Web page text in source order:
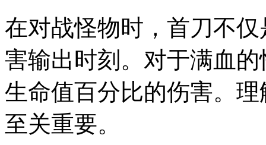
在对战怪物时，首刀不
害输出时刻。对于满血
生命值百分比的伤害。
至关重要。